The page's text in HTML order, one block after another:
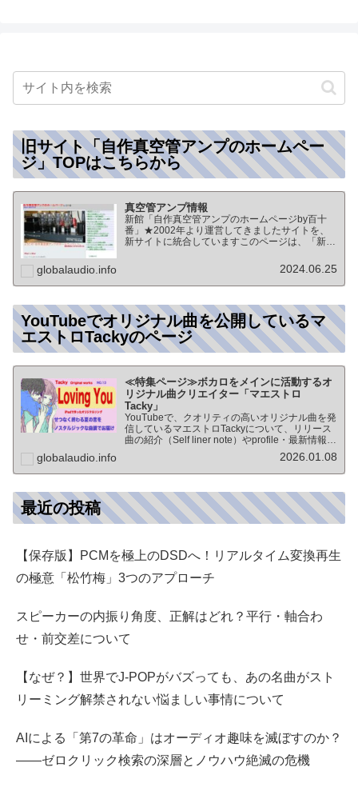
旧サイト「自作真空管アンプのホームペー
ジ」TOPはこちらから
真空管アンプ情報
新館「自作真空管アンプのホームページby百十
番」★2002年より運営してきましたサイトを、
新サイトに統合していますこのページは、「新
のTOPページになりますオーディオ情報全般の
globalaudio.info 2024.06.25
YouTubeでオリジナル曲を公開しているマ
エストロTackyのページ
≪特集ページ≫ボカロをメインに活動するオ
リジナル曲クリエイター「マエストロ
Tacky」
YouTubeで、クオリティの高いオリジナル曲を発
信しているマエストロTackyについて、リリース
曲の紹介（Self liner note）やprofile・最新情報な
ど★動画チャンネル登録100人突破記念作品の生
globalaudio.info 2026.01.08
最近の投稿
【保存版】PCMを極上のDSDへ！リアルタイム変換再生
の極意「松竹梅」3つのアプローチ
スピーカーの内振り角度、正解はどれ？平行・軸合わ
せ・前交差について
【なぜ？】世界でJ-POPがバズっても、あの名曲がスト
リーミング解禁されない悩ましい事情について
AIによる「第7の革命」はオーディオ趣味を滅ぼすのか？
――ゼロクリック検索の深層とノウハウ絶滅の危機